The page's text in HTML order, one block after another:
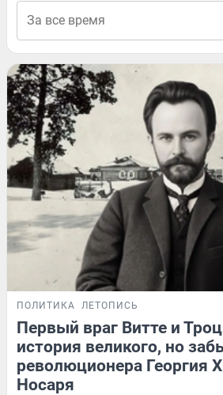
ПОЛИТИКА ЛЕТОПИСЬ
Первый враг Витте и
история великого, но
революционера Георгия
Носаря